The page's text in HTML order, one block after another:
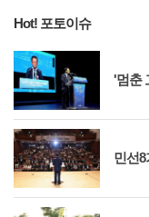
Hot! 포토이슈
'멈춘
민선